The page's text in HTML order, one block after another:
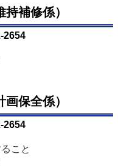
補修係）
2654
保全係）
2654
こと